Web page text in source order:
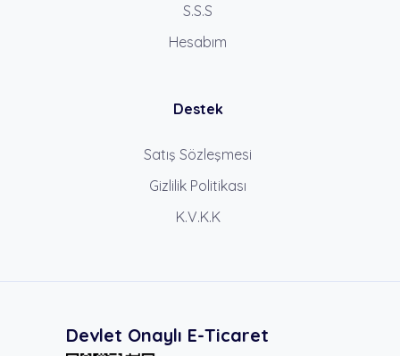
S.S.S
Hesabım
Destek
Satış Sözleşmesi
Gizlilik Politikası
K.V.K.K
Devlet Onaylı E-Ticaret